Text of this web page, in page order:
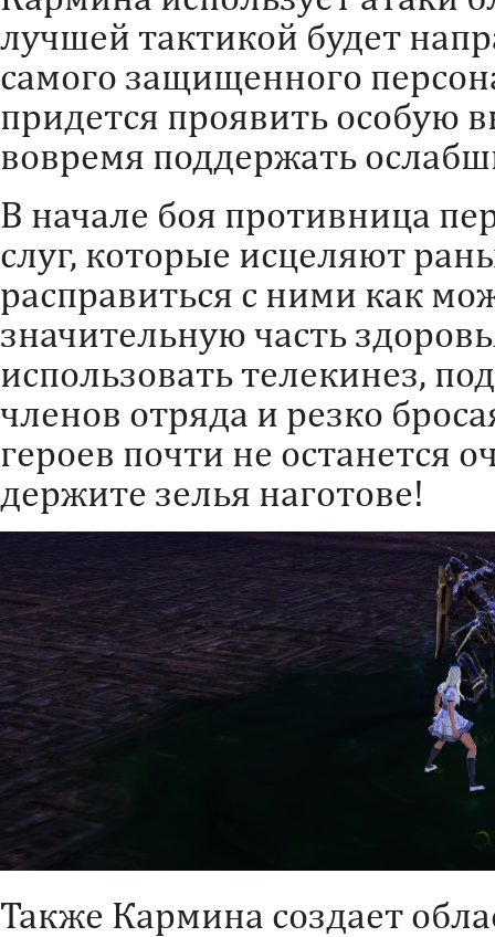
лучшей тактикой будет
самого защищенного
придется проявить особую
вовремя поддержать
В начале боя противница
слуг, которые исцеляют
расправиться с ними как
значительную часть
использовать телекинез,
членов отряда и резко
героев почти не останется
держите зелья наготове!
Также Кармина создает